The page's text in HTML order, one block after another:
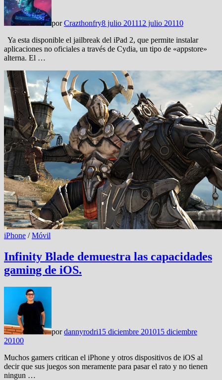
porCrazthonfry8 julio 201112 julio 20110
Ya esta disponible el jailbreak del iPad 2, que permite instalar
aplicaciones no oficiales a través de Cydia, un tipo de «appstore»
alterna. El …
iPhone /Móvil
Infinity Blade demuestra las capacidades
gaming de iOS.
pordannyrodri15 diciembre 201015 diciembre
20100
Muchos gamers critican el iPhone y otros dispositivos de iOS al
decir que sus juegos son meramente para pasar el rato y no tienen
ningun …